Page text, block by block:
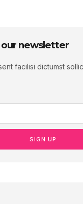
our newsletter
facilisi dictumst
SIGN UP